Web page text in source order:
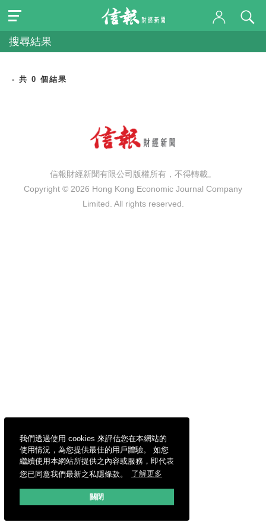
我們透過使用 cookies 來評估您在本網站的
使用情況，為您提供最佳的用戶體驗。 如您
繼續使用本網站所提供之內容或服務，即代表
您已同意我們最新之私隱條款。
了解更多
關閉
搜尋結果
- 共 0 個結果
信報財經新聞有限公司版權所有，不得轉載。
Copyright © 2026 Hong Kong Economic Journal Company
Limited. All rights reserved.